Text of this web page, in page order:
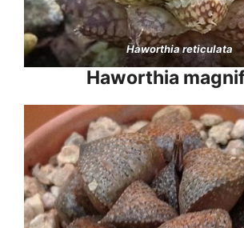
Haworthia reticulata
Haworthia